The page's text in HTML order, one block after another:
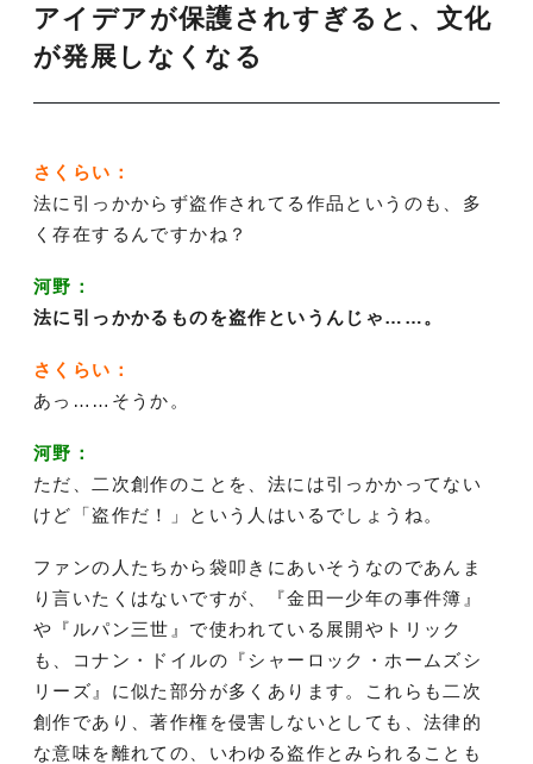
アイデアが保護されすぎると、文化
が発展しなくなる
さくらい：
法に引っかからず盗作されてる作品というのも、多
く存在するんですかね？
河野：
法に引っかかるものを盗作というんじゃ……。
さくらい：
あっ……そうか。
河野：
ただ、二次創作のことを、法には引っかかってない
けど「盗作だ！」という人はいるでしょうね。
ファンの人たちから袋叩きにあいそうなのであんま
り言いたくはないですが、『金田一少年の事件簿』
や『ルパン三世』で使われている展開やトリック
も、コナン・ドイルの『シャーロック・ホームズシ
リーズ』に似た部分が多くあります。これらも二次
創作であり、著作権を侵害しないとしても、法律的
な意味を離れての、いわゆる盗作とみられることも